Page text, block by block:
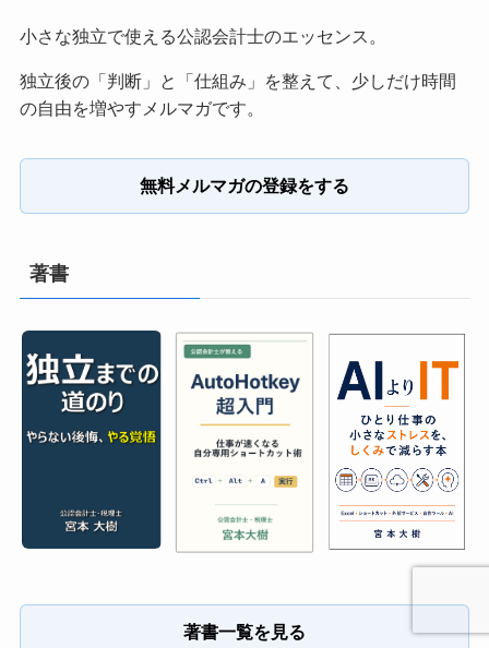
小さな独立で使える公認会計士のエッセンス。
独立後の「判断」と「仕組み」を整えて、少しだけ時間
の自由を増やすメルマガです。
無料メルマガの登録をする
著書
著書一覧を見る